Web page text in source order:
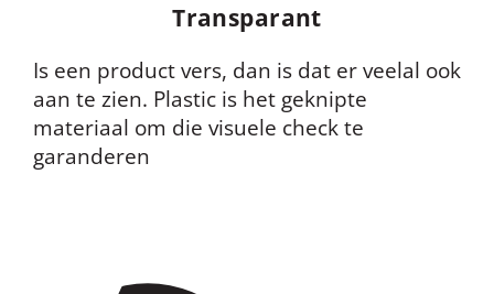
Transparant
Is een product vers, dan is dat er veelal ook
aan te zien. Plastic is het geknipte
materiaal om die visuele check te
garanderen